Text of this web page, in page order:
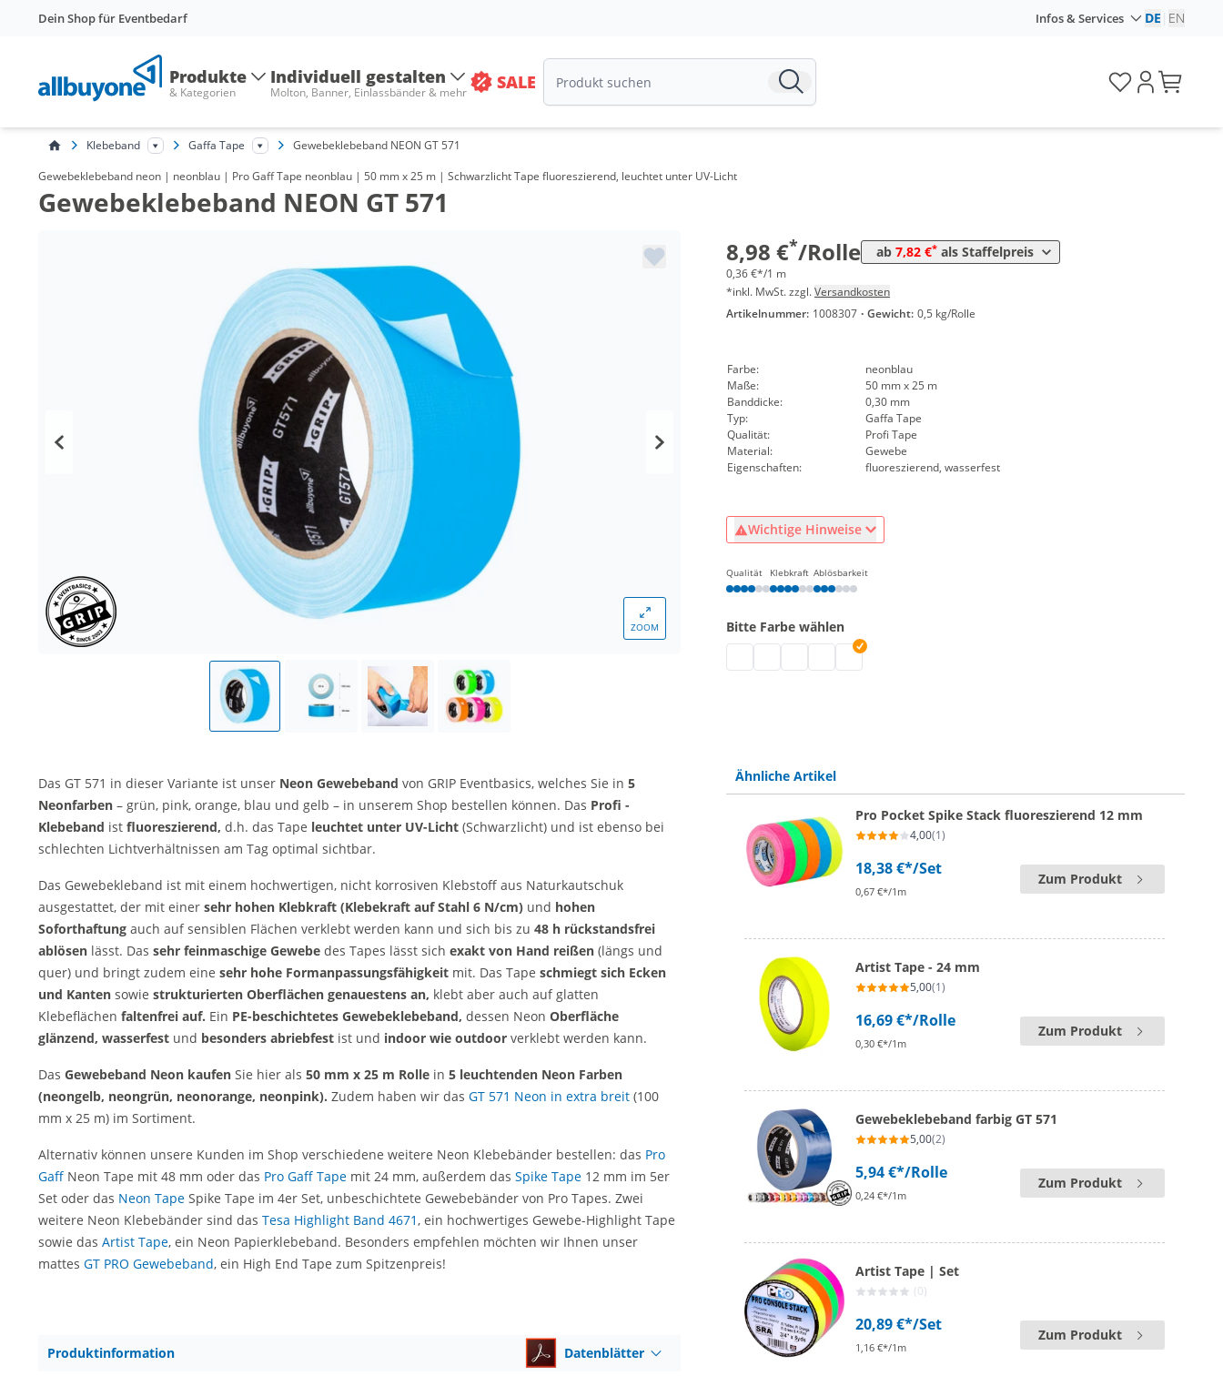
Dein Shop für Eventbedarf Infos & Services DE EN
Produkte
& Kategorien
Individuell gestalten
Molton, Banner, Einlassbänder & mehr SALE
Klebeband Gaffa Tape Gewebeklebeband NEON GT 571
Gewebeklebeband neon | neonblau | Pro Gaff Tape neonblau | 50 mm x 25 m | Schwarzlicht Tape fluoreszierend, leuchtet unter UV-Licht
Gewebeklebeband NEON GT 571
ZOOM
8,98 €*/Rolle ab 7,82 €* als Staffelpreis
ab 48 Rollen 7,82 € 0,31 €*/1m
0,36 €*/1 m
*inkl. MwSt. zzgl.Versandkosten
Artikelnummer: 1008307 · Gewicht: 0,5 kg/Rolle
Farbe:
neonblau
Maße:
50 mm x 25 m
Banddicke:
0,30 mm
Typ:
Gaffa Tape
Qualität:
Profi Tape
Material:
Gewebe
Eigenschaften:
fluoreszierend, wasserfest
Wichtige Hinweise
Qualität Klebkraft Ablösbarkeit
Bitte Farbe wählen
Gewebeklebeband neon | neongrün
Neonklebeband | neongelb
Gewebeklebeband neon | neonorange
Fluoreszierendes Klebeband | neonpink
Gewebeklebeband neon | neonblau
Das GT 571 in dieser Variante ist unser Neon Gewebeband von GRIP Eventbasics, welches Sie in 5
Neonfarben – grün, pink, orange, blau und gelb – in unserem Shop bestellen können. Das Profi -
Klebeband ist fluoreszierend, d.h. das Tape leuchtet unter UV-Licht (Schwarzlicht) und ist ebenso bei
schlechten Lichtverhältnissen am Tag optimal sichtbar.
Das Gewebekleband ist mit einem hochwertigen, nicht korrosiven Klebstoff aus Naturkautschuk
ausgestattet, der mit einer sehr hohen Klebkraft (Klebekraft auf Stahl 6 N/cm) und hohen
Soforthaftung auch auf sensiblen Flächen verklebt werden kann und sich bis zu 48 h rückstandsfrei
ablösen lässt. Das sehr feinmaschige Gewebe des Tapes lässt sich exakt von Hand reißen (längs und
quer) und bringt zudem eine sehr hohe Formanpassungsfähigkeit mit. Das Tape schmiegt sich Ecken
und Kanten sowie strukturierten Oberflächen genauestens an, klebt aber auch auf glatten
Klebeflächen faltenfrei auf. Ein PE-beschichtetes Gewebeklebeband, dessen Neon Oberfläche
glänzend, wasserfest und besonders abriebfest ist und indoor wie outdoor verklebt werden kann.
Das Gewebeband Neon kaufen Sie hier als 50 mm x 25 m Rolle in 5 leuchtenden Neon Farben
(neongelb, neongrün, neonorange, neonpink). Zudem haben wir das GT 571 Neon in extra breit (100
mm x 25 m) im Sortiment.
Alternativ können unsere Kunden im Shop verschiedene weitere Neon Klebebänder bestellen: das Pro
Gaff Neon Tape mit 48 mm oder das Pro Gaff Tape mit 24 mm, außerdem das Spike Tape 12 mm im 5er
Set oder das Neon Tape Spike Tape im 4er Set, unbeschichtete Gewebebänder von Pro Tapes. Zwei
weitere Neon Klebebänder sind das Tesa Highlight Band 4671, ein hochwertiges Gewebe-Highlight Tape
sowie das Artist Tape, ein Neon Papierklebeband. Besonders empfehlen möchten wir Ihnen unser
mattes GT PRO Gewebeband, ein High End Tape zum Spitzenpreis!
Produktinformation Datenblätter
Ähnliche Artikel
Pro Pocket Spike Stack fluoreszierend 12 mm
4,00(1)
18,38 €*/Set
0,67 €*/1m
Zum Produkt
Artist Tape - 24 mm
5,00(1)
16,69 €*/Rolle
0,30 €*/1m
Zum Produkt
Gewebeklebeband farbig GT 571
5,00(2)
5,94 €*/Rolle
0,24 €*/1m
Zum Produkt
Artist Tape | Set
(0)
20,89 €*/Set
1,16 €*/1m
Zum Produkt